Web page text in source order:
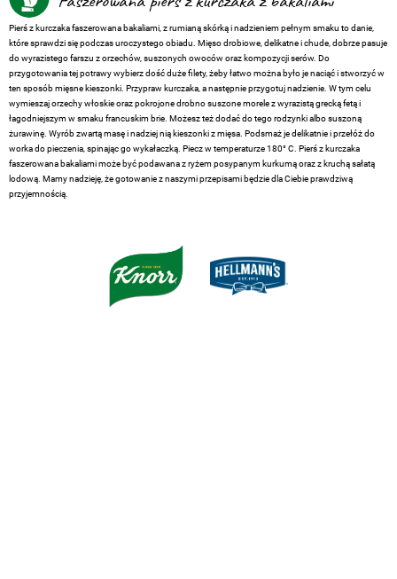
Pierś z kurczaka faszerowana bakaliami, z rumianą skórką i nadzieniem pełnym smaku to danie,
które sprawdzi się podczas uroczystego obiadu. Mięso drobiowe, delikatne i chude, dobrze pasuje
do wyrazistego farszu z orzechów, suszonych owoców oraz kompozycji serów. Do
przygotowania tej potrawy wybierz dość duże filety, żeby łatwo można było je naciąć i stworzyć w
ten sposób mięsne kieszonki. Przypraw kurczaka, a następnie przygotuj nadzienie. W tym celu
wymieszaj orzechy włoskie oraz pokrojone drobno suszone morele z wyrazistą grecką fetą i
łagodniejszym w smaku francuskim brie. Możesz też dodać do tego rodzynki albo suszoną
żurawinę. Wyrób zwartą masę i nadziej nią kieszonki z mięsa. Podsmaż je delikatnie i przełóż do
worka do pieczenia, spinając go wykałaczką. Piecz w temperaturze 180° C. Pierś z kurczaka
faszerowana bakaliami może być podawana z ryżem posypanym kurkumą oraz z kruchą sałatą
lodową. Mamy nadzieję, że gotowanie z naszymi przepisami będzie dla Ciebie prawdziwą
przyjemnością.